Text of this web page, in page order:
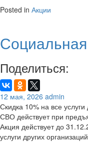
Posted in Акции
Поделиться:
12 мая, 2026 admin
Скидка 10% на все
СВО действует при
Акция действует до
услуги других